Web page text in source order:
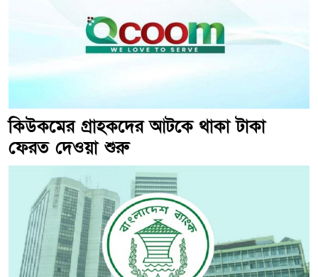
কিউকমের গ্রাহকদের আটকে থাকা টাকা
ফেরত দেওয়া শুরু